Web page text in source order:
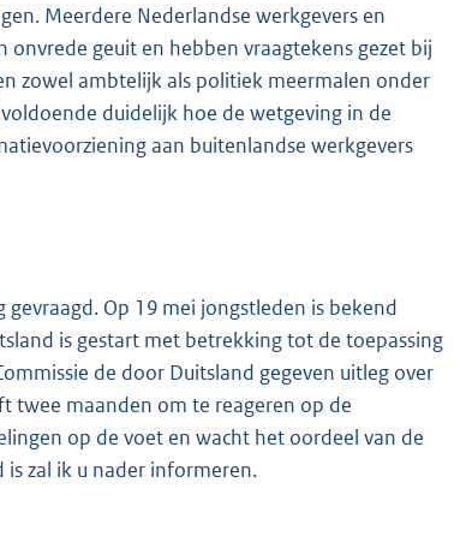
Meerdere Nederlandse werkgevers en
geuit en hebben vraagtekens gezet bij
zowel ambtelijk als politiek meermalen onder
duidelijk hoe de wetgeving in de
aan buitenlandse werkgevers
Op 19 mei jongstleden is bekend
is gestart met betrekking tot de toepassing
de door Duitsland gegeven uitleg over
twee maanden om te reageren op de
op de voet en wacht het oordeel van de
is zal ik u nader informeren.